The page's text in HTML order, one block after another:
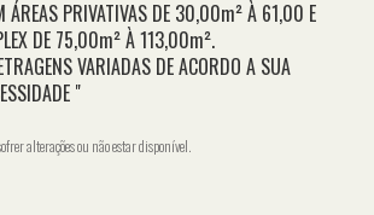
ÁREAS PRIVATIVAS DE 30,00m² À 61,00 E
DE 75,00m² À 113,00m².
VARIADAS DE ACORDO A SUA
"
alterações ou não estar disponível.